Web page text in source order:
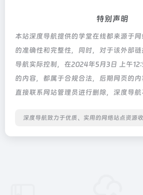
特别声明
本站深度导航提供的学堂在线都来源于
的准确性和完整性，同时，对于该外部
导航实际控制，在2024年5月3日 上午
的内容，都属于合规合法，后期网页的
直接联系网站管理员进行删除，深度导航
深度导航致力于优质、实用的网络站点资源收